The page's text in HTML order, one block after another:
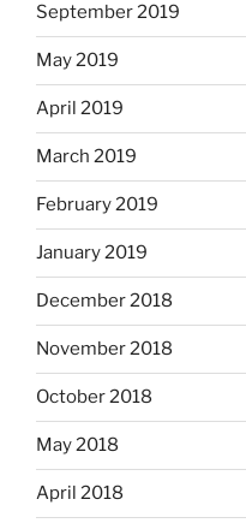
September 2019
May 2019
April 2019
March 2019
February 2019
January 2019
December 2018
November 2018
October 2018
May 2018
April 2018